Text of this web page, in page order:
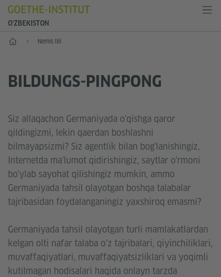
O'ZBEKISTON
Bosh sahifaNemis tili
BILDUNGS-PINGPONG
Siz allaqachon Germaniyada o'qishga qaror
qildingizmi, lekin qaerdan boshlashni
bilmayapsizmi? Siz agentlik bilan bog'lanishingiz,
Internetda ma'lumot qidirishingiz, saytlar o'rmoni
bo'ylab sayohat qilishingiz mumkin, ammo
Germaniyada tahsil olayotgan boshqa talabalar
tajribasidan foydalanganingiz yaxshiroq emasmi?
Germaniyada tahsil olayotgan turli mamlakatlardan
kelgan olti nafar talaba o‘z tajribalari, qiyinchiliklari,
muvaffaqiyatlari, muvaffaqiyatsizliklari va yoqimli
kutilmagan hodisalari haqida onlayn tarzda